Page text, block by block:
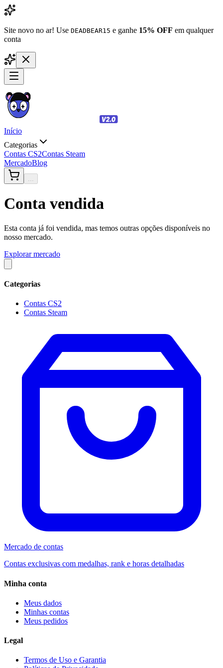
Site novo no ar! Use DEADBEAR15 e ganhe 15% OFF em qualquer
conta
Início
Categorias
Contas CS2Contas Steam
MercadoBlog
...
Conta vendida
Esta conta já foi vendida, mas temos outras opções disponíveis no
nosso mercado.
Explorar mercado
Categorias
Contas CS2
Contas Steam
Mercado de contas
Contas exclusivas com medalhas, rank e horas detalhadas
Minha conta
Meus dados
Minhas contas
Meus pedidos
Legal
Termos de Uso e Garantia